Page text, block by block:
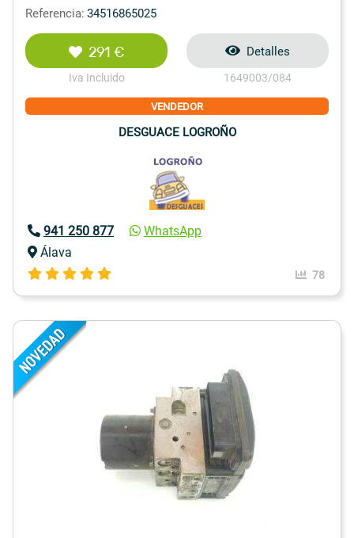
Referencia: 34516865025
291 €
Iva Incluido
Detalles
1649003/084
VENDEDOR
DESGUACE LOGROÑO
941 250 877
WhatsApp
Álava
78